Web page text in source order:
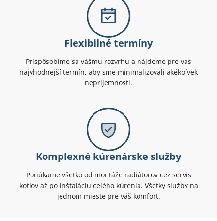
Flexibilné termíny
Prispôsobíme sa vášmu rozvrhu a nájdeme pre vás
najvhodnejší termín, aby sme minimalizovali akékoľvek
nepríjemnosti.
Komplexné kúrenárske služby
Ponúkame všetko od montáže radiátorov cez servis
kotlov až po inštaláciu celého kúrenia. Všetky služby na
jednom mieste pre váš komfort.